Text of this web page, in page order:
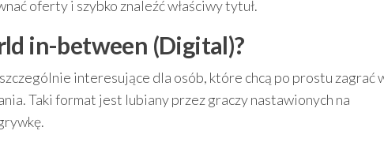
oferty i szybko znaleźć właściwy tytuł.
in-between (Digital)?
interesujące dla osób, które chcą po prostu zagrać
Taki format jest lubiany przez graczy nastawionych na